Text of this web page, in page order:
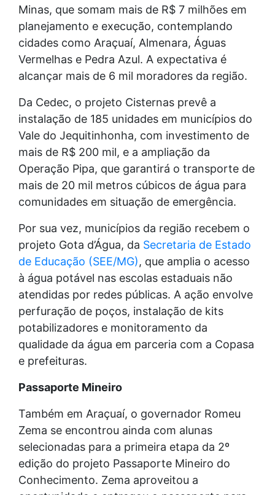
Minas, que somam mais de R$ 7 milhões em
planejamento e execução, contemplando
cidades como Araçuaí, Almenara, Águas
Vermelhas e Pedra Azul. A expectativa é
alcançar mais de 6 mil moradores da região.
Da Cedec, o projeto Cisternas prevê a
instalação de 185 unidades em municípios do
Vale do Jequitinhonha, com investimento de
mais de R$ 200 mil, e a ampliação da
Operação Pipa, que garantirá o transporte de
mais de 20 mil metros cúbicos de água para
comunidades em situação de emergência.
Por sua vez, municípios da região recebem o
projeto Gota d’Água, da Secretaria de Estado
de Educação (SEE/MG), que amplia o acesso
à água potável nas escolas estaduais não
atendidas por redes públicas. A ação envolve
perfuração de poços, instalação de kits
potabilizadores e monitoramento da
qualidade da água em parceria com a Copasa
e prefeituras.
Passaporte Mineiro
Também em Araçuaí, o governador Romeu
Zema se encontrou ainda com alunas
selecionadas para a primeira etapa da 2º
edição do projeto Passaporte Mineiro do
Conhecimento. Zema aproveitou a